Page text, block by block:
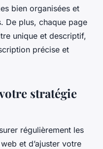
bien organisées et
De plus, chaque page
unique et descriptif,
précise et
stratégie
régulièrement les
et d’ajuster votre